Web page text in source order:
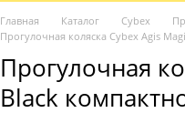
Главная Каталог Cybex
Прогулочная коляска Cybex Agis
Прогулочная
Black